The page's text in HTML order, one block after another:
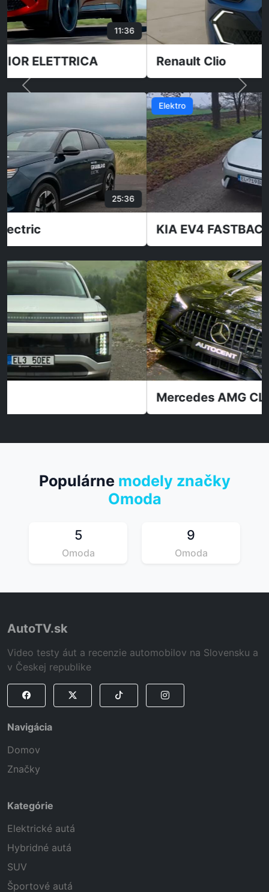
30:45
Renault Clio
KIA EV4 FASTBACK GT-LINE
15:10
Populárne modely značky
Omoda
5
Omoda
9
Omoda
AutoTV.sk
Video testy áut a recenzie automobilov na Slovensku a
v Českej republike
Navigácia
Domov
Značky
Kategórie
Elektrické autá
Hybridné autá
SUV
Športové autá